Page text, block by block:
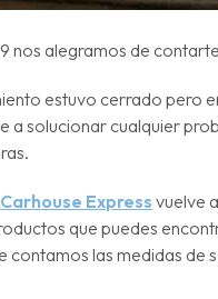
nos alegramos de
estuvo cerrado pero
a solucionar cualquier
Carhouse Express vuelve
que puedes
las medidas